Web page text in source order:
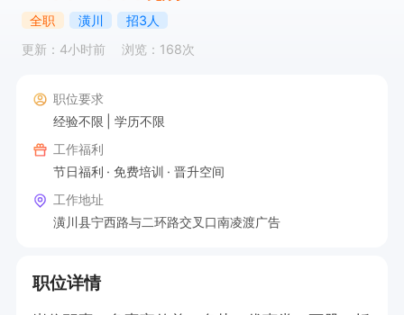
全职 潢川
招3人
更新：4小时前
浏览：168次
职位要求
经验不限
学历不限
工作福利
节日福利
免费培训
晋升空间
工作地址
潢川县宁西路与二环路交叉口南凌渡广告
职位详情